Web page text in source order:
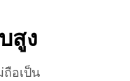
สูง
อเป็น